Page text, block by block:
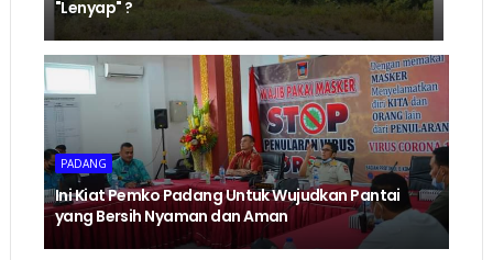
"Lenyap" ?
PADANG
Ini Kiat Pemko Padang Untuk Wujudkan Pantai
yang Bersih Nyaman dan Aman